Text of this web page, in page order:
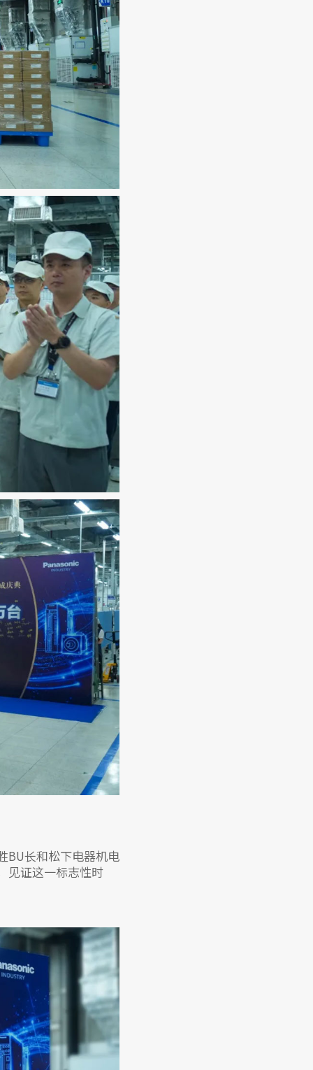
BU长和松下电器机电
见证这一标志性时